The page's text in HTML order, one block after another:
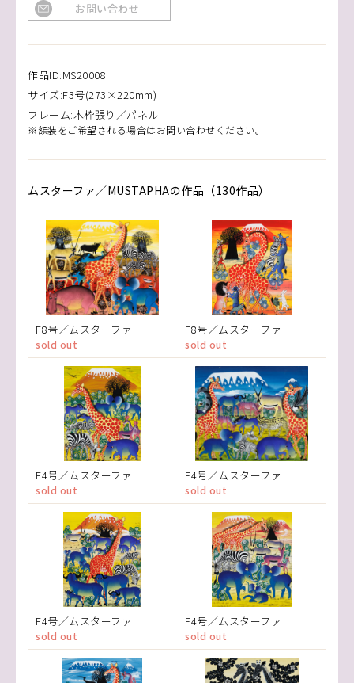
お問い合わせ
作品ID:MS20008
サイズ:F3号(273×220mm)
フレーム:木枠張り／パネル
※額装をご希望される場合はお問い合わせください。
ムスターファ／MUSTAPHAの作品（130作品）
F8号／ムスターファ
sold out
F8号／ムスターファ
sold out
F4号／ムスターファ
sold out
F4号／ムスターファ
sold out
F4号／ムスターファ
sold out
F4号／ムスターファ
sold out